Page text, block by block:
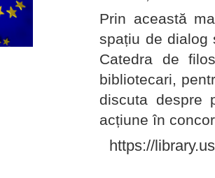
Prin această
spațiu de dialog
Catedra de
bibliotecari,
discuta despre
acțiune în
https://